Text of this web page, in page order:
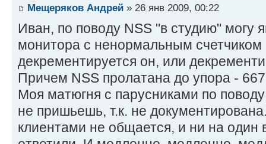
Мещеряков Андрей » 26 янв 2009, 00:22
Иван, по поводу NSS "в студию" могу
монитора с ненормальным
декрементируется он, или
Причем NSS пролатана до упора -
Моя матюгня с парусниками по
не пришьешь, т.к. не
клиентами не общается, и ни на один